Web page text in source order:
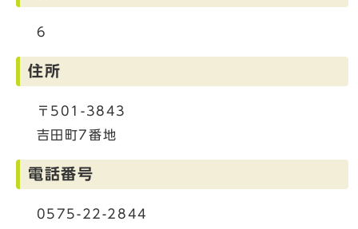
6
住所
〒501-3843
吉田町7番地
電話番号
0575-22-2844